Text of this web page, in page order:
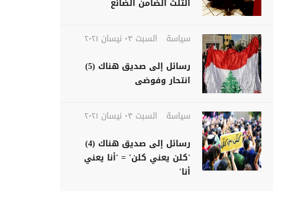
الثلث الضامن الضائع
سياسة
السبت ٠٣ نيسان ٢٠٢١
رسائل إلى صديق هناك (5)
انتحار وفوضى
سياسة
السبت ٠٣ نيسان ٢٠٢١
رسائل إلى صديق هناك (4)
'كلن يعني كلن' = 'أنا يعني
أنا'